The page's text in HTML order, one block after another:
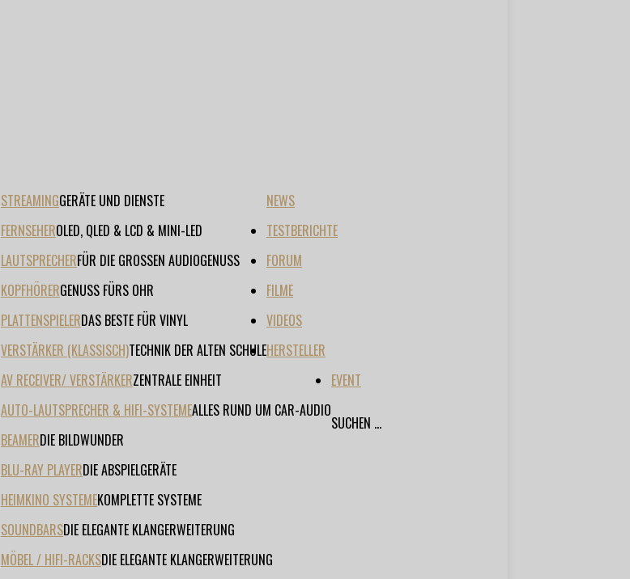
NEWS
STREAMINGGERÄTE UND DIENSTE
FERNSEHEROLED, QLED & LCD & MINI-LED
LAUTSPRECHERFÜR DIE GROSSEN AUDIOGENUSS
KOPFHÖRERGENUSS FÜRS OHR
PLATTENSPIELERDAS BESTE FÜR VINYL
VERSTÄRKER (KLASSISCH)TECHNIK DER ALTEN SCHULE
TESTBERICHTE
AV RECEIVER/ VERSTÄRKERZENTRALE EINHEIT
AUTO-LAUTSPRECHER & HIFI-SYSTEMEALLES RUND UM CAR-AUDIO
BEAMERDIE BILDWUNDER
BLU-RAY PLAYERDIE ABSPIELGERÄTE
HEIMKINO SYSTEMEKOMPLETTE SYSTEME
SOUNDBARSDIE ELEGANTE KLANGERWEITERUNG
MÖBEL / HIFI-RACKSDIE ELEGANTE KLANGERWEITERUNG
FORUM
FILME
VIDEOS
HERSTELLER
EVENT
SUCHEN ...